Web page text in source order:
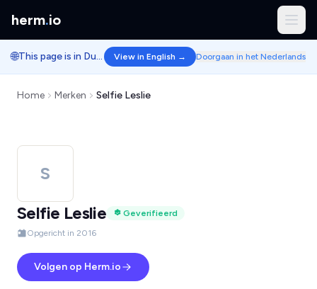
herm.io
🌐 This page is in Dutch. View in English → Doorgaan in het Nederlands
Home Merken Selfie Leslie
S
Selfie Leslie
Geverifieerd
Opgericht in 2016
Volgen op Herm.io